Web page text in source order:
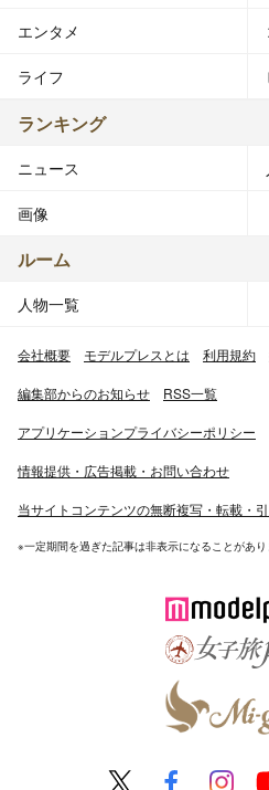
エンタメ
ライフ
ランキング
ニュース
画像
ルーム
人物一覧
会社概要 モデルプレスとは 利用規約
編集部からのお知らせ RSS一覧
アプリケーションプライバシーポリシー
情報提供・広告掲載・お問い合わせ
当サイトコンテンツの無断複写・転載・
※一定期間を過ぎた記事は非表示になることがあ